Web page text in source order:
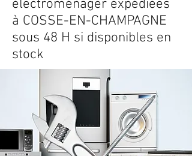
électroménager expédiées
à COSSE-EN-CHAMPAGNE
sous 48 H si disponibles en
stock